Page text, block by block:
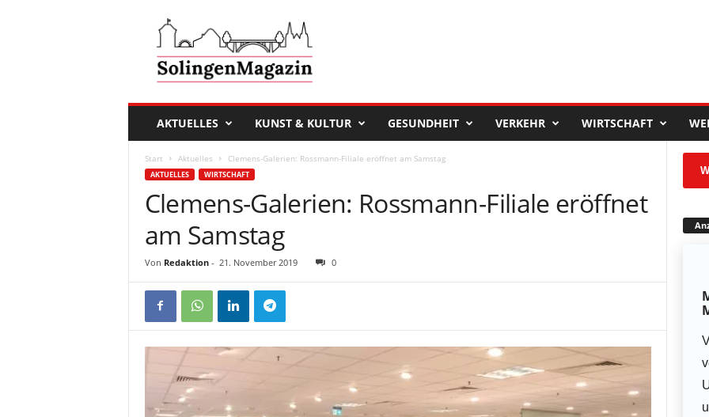
i
AKTUELLES KUNST & KULTUR GESUNDHEIT VERKEHR WIRTSCHAFT
Start Aktuelles Clemens-Galerien: Rossmann-Filiale eröffnet am Samstag
AKTUELLES WIRTSCHAFT
Clemens-Galerien: Rossmann-Filiale eröffnet
am Samstag
Von Redaktion- 21. November 2019 0